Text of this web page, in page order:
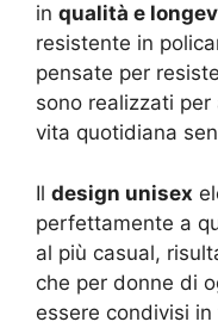
in qualità e
resistente in
pensate per
sono realizzati
vita quotidiana
Il design unisex
perfettamente a
al più casual,
che per donne di
essere condivisi